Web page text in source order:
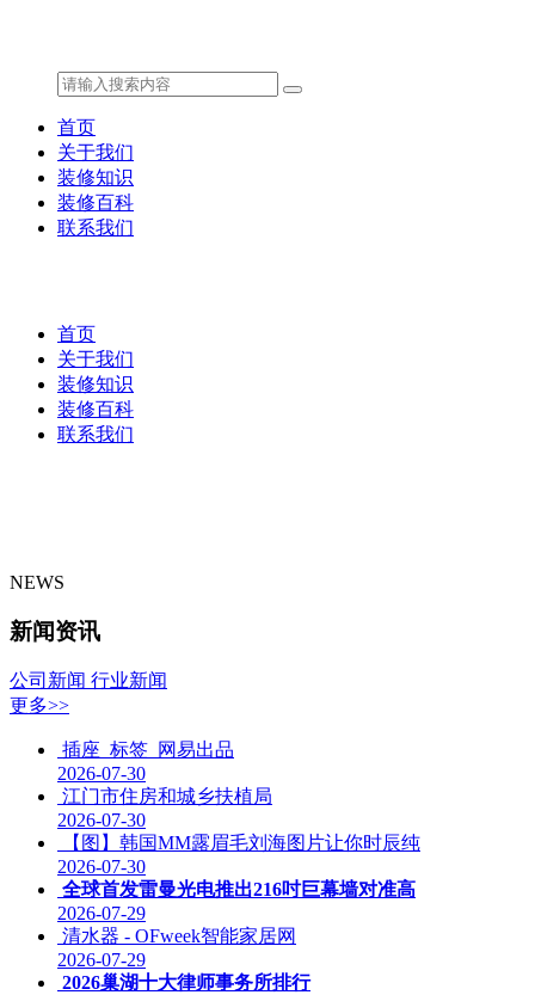
首页
关于我们
装修知识
装修百科
联系我们
首页
关于我们
装修知识
装修百科
联系我们
NEWS
新闻资讯
公司新闻 行业新闻
更多>>
插座_标签_网易出品
2026-07-30
江门市住房和城乡扶植局
2026-07-30
【图】韩国MM露眉毛刘海图片让你时辰纯
2026-07-30
全球首发雷曼光电推出216吋巨幕墙对准高
2026-07-29
清水器 - OFweek智能家居网
2026-07-29
2026巢湖十大律师事务所排行